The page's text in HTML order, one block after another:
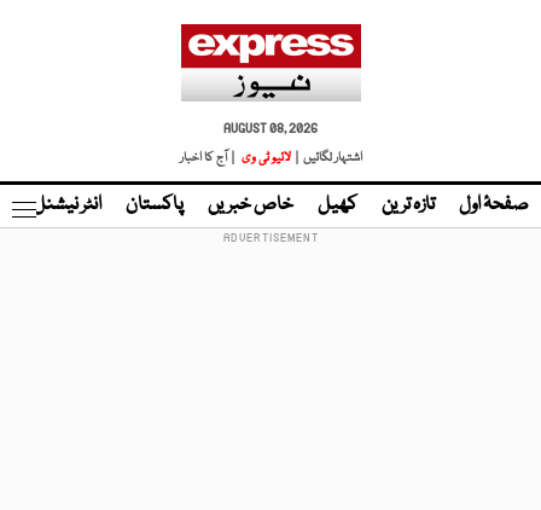
AUGUST 08, 2026
اشتہار لگائیں |
لائیو ٹی وی | آج کا اخبار
صفحۂ اول تازہ ترین کھیل خاص خبریں پاکستان انٹر نیشنل